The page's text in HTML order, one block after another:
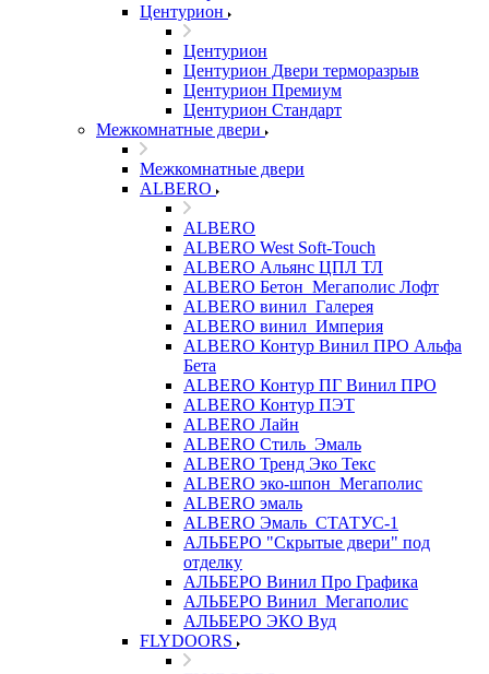
Центурион
Центурион
Центурион Двери терморазрыв
Центурион Премиум
Центурион Стандарт
Межкомнатные двери
Межкомнатные двери
ALBERO
ALBERO
ALBERO West Soft-Touch
ALBERO Альянс ЦПЛ ТЛ
ALBERO Бетон_Мегаполис Лофт
ALBERO винил_Галерея
ALBERO винил_Империя
ALBERO Контур Винил ПРО Альфа
Бета
ALBERO Контур ПГ Винил ПРО
ALBERO Контур ПЭТ
ALBERO Лайн
ALBERO Стиль_Эмаль
ALBERO Тренд Эко Текс
ALBERO эко-шпон_Мегаполис
ALBERO эмаль
ALBERO Эмаль_СТАТУС-1
АЛЬБЕРО "Скрытые двери" под
отделку
АЛЬБЕРО Винил Про Графика
АЛЬБЕРО Винил_Мегаполис
АЛЬБЕРО ЭКО Вуд
FLYDOORS